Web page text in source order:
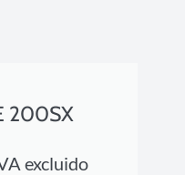
200SX
excluido